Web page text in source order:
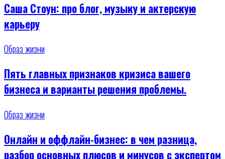
Саша Стоун: про блог, музыку и актерскую
карьеру
Образ жизни
Пять главных признаков кризиса вашего
бизнеса и варианты решения проблемы.
Образ жизни
Онлайн и оффлайн-бизнес: в чем разница,
разбор основныx плюсов и минусов с экспертом